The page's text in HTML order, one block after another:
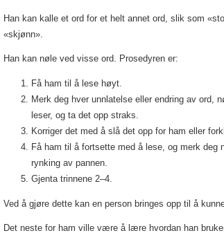
Han kan kalle et ord for et helt annet ord, slik som
«skjønn».
Han kan nøle ved visse ord. Prosedyren er:
Få ham til å lese høyt.
Merk deg hver unnlatelse eller endring av ord,
leser, og ta det opp straks.
Korriger det med å slå det opp for ham eller
Få ham til å fortsette med å lese, og merk deg
rynking av pannen.
Gjenta trinnene 2–4.
Ved å gjøre dette kan en person bringes opp til å
Det neste for ham ville være å lære hvordan han